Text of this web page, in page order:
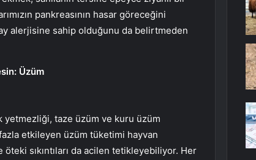
pankreasının hasar göreceğini
alerjisine sahip olduğunu da belirtmeden
Üzüm
taze üzüm ve kuru üzüm
etkileyen üzüm tüketimi hayvan
sıkıntıları da acilen tetikleyebiliyor. Her